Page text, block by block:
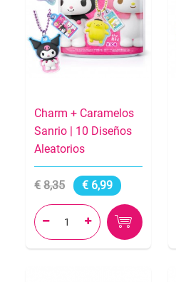
Charm + Caramelos
Sanrio | 10 Diseños
Aleatorios
8,35 6,99
 